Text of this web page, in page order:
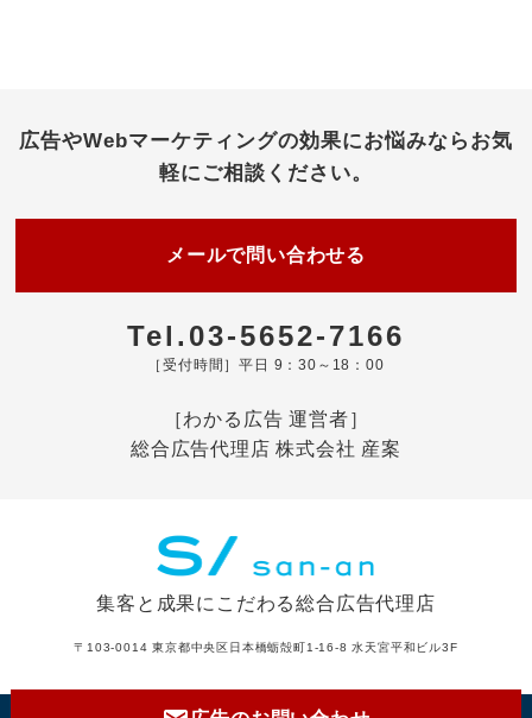
広告やWebマーケティングの効果にお悩みなら お気
軽にご相談ください。
メールで問い合わせる
Tel.03-5652-7166
［受付時間］平日 9：30～18：00
［わかる広告 運営者］
総合広告代理店 株式会社 産案
集客と成果にこだわる総合広告代理店
〒103-0014 東京都中央区日本橋蛎殻町1-16-8 水天宮平和ビル3F